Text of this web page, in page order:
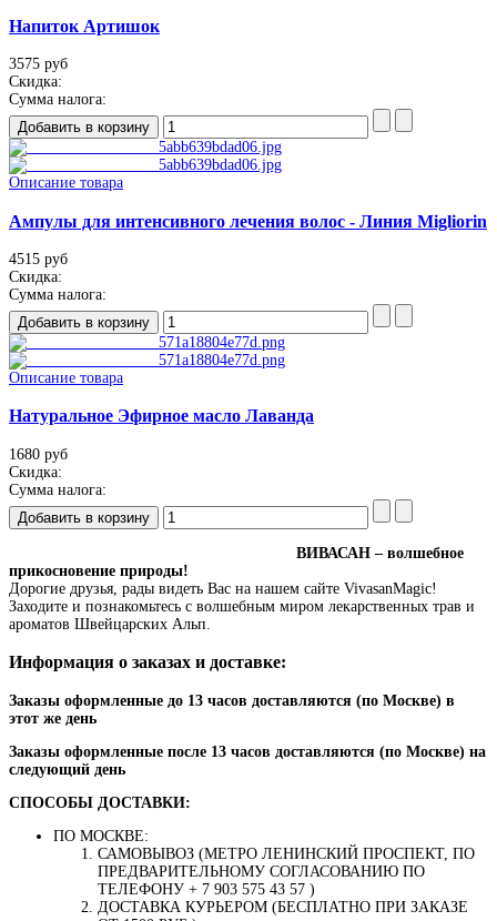
Напиток Артишок
3575 руб
Скидка:
Сумма налога:
Описание товара
Ампулы для интенсивного лечения волос - Линия Migliorin
4515 руб
Скидка:
Сумма налога:
Описание товара
Натуральное Эфирное масло Лаванда
1680 руб
Скидка:
Сумма налога:
ВИВАСАН – волшебное
прикосновение природы!
Дорогие друзья, рады видеть Вас на нашем сайте VivasanMagic!
Заходите и познакомьтесь с волшебным миром лекарственных трав и
ароматов Швейцарских Альп.
Информация о заказах и доставке:
Заказы оформленные до 13 часов доставляются (по Москве) в
этот же день
Заказы оформленные после 13 часов доставляются (по Москве) на
следующий день
СПОСОБЫ ДОСТАВКИ:
ПО МОСКВЕ:
САМОВЫВОЗ (МЕТРО ЛЕНИНСКИЙ ПРОСПЕКТ, ПО
ПРЕДВАРИТЕЛЬНОМУ СОГЛАСОВАНИЮ ПО
ТЕЛЕФОНУ + 7 903 575 43 57 )
ДОСТАВКА КУРЬЕРОМ (БЕСПЛАТНО ПРИ ЗАКАЗЕ